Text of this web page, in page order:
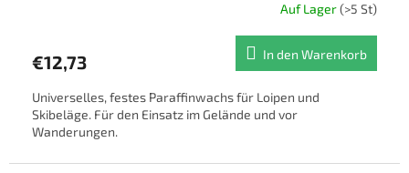
Auf Lager(>5 St)
€12,73 In den Warenkorb
Universelles, festes Paraffinwachs für Loipen und
Skibeläge. Für den Einsatz im Gelände und vor
Wanderungen.